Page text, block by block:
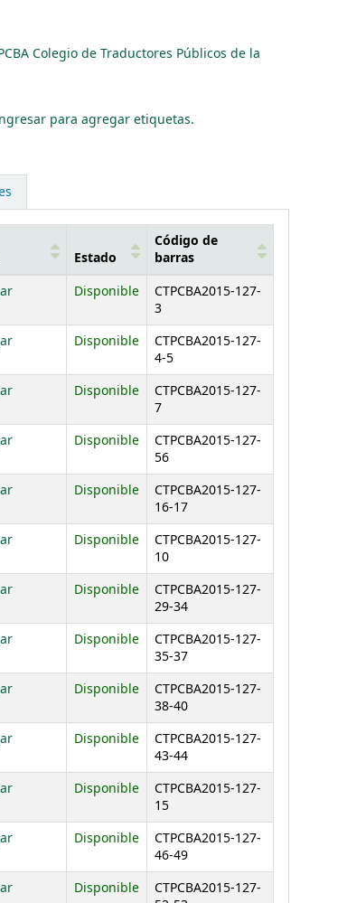
Colegio de Traductores Públicos de la
para agregar etiquetas.
Estado
Código de
barras
debajo)
Disponible
CTPCBA2015-127-
3
debajo)
Disponible
CTPCBA2015-127-
4-5
debajo)
Disponible
CTPCBA2015-127-
7
debajo)
Disponible
CTPCBA2015-127-
56
debajo)
Disponible
CTPCBA2015-127-
16-17
debajo)
Disponible
CTPCBA2015-127-
10
debajo)
Disponible
CTPCBA2015-127-
29-34
debajo)
Disponible
CTPCBA2015-127-
35-37
debajo)
Disponible
CTPCBA2015-127-
38-40
debajo)
Disponible
CTPCBA2015-127-
43-44
debajo)
Disponible
CTPCBA2015-127-
15
debajo)
Disponible
CTPCBA2015-127-
46-49
Disponible
CTPCBA2015-127-